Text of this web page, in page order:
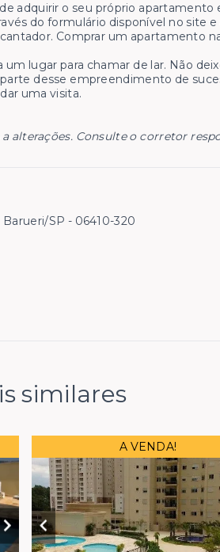
adquirir o seu próprio
do formulário disponível no site
Comprar um apartamento
lugar para chamar de lar. Não
desse empreendimento de
uma visita.
alterações. Consulte o corretor
Barueri/SP - 06410-320
similares
A VENDA!